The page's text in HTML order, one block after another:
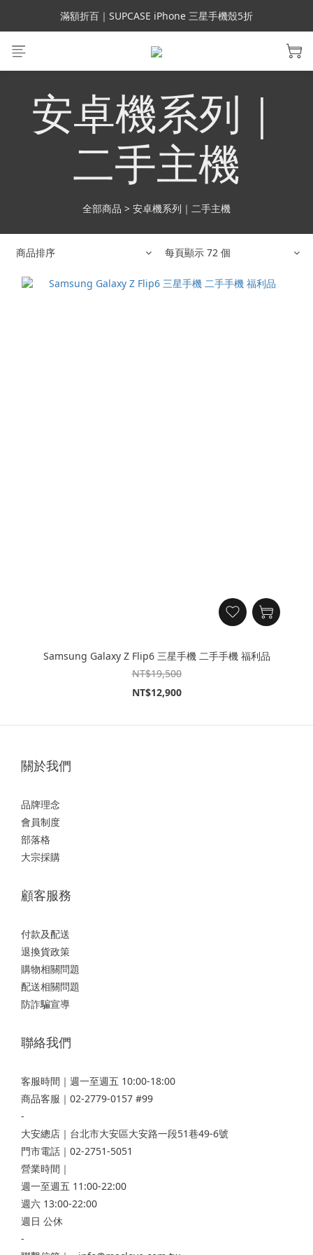
會員699免運｜父親節禮手機殼5折、行動電源66折
滿額折百｜SUPCASE iPhone 三星手機殼5折
會員699免運｜父親節禮手機殼5折、行動電源66折
安卓機系列｜
二手主機
全部商品 > 安卓機系列｜二手主機
商品排序 每頁顯示 72 個
Samsung Galaxy Z Flip6 三星手機 二手手機 福利品
NT$19,500
NT$12,900
關於我們
品牌理念
會員制度
部落格
大宗採購
顧客服務
付款及配送
退換貨政策
購物相關問題
配送相關問題
防詐騙宣導
聯絡我們
客服時間｜週一至週五 10:00-18:00
商品客服｜02-2779-0157 #99
-
大安總店 ｜台北市大安區大安路一段51巷49-6號
門市電話｜02-2751-5051
營業時間｜
週一至週五 11:00-22:00
週六 13:00-22:00
週日 公休
-